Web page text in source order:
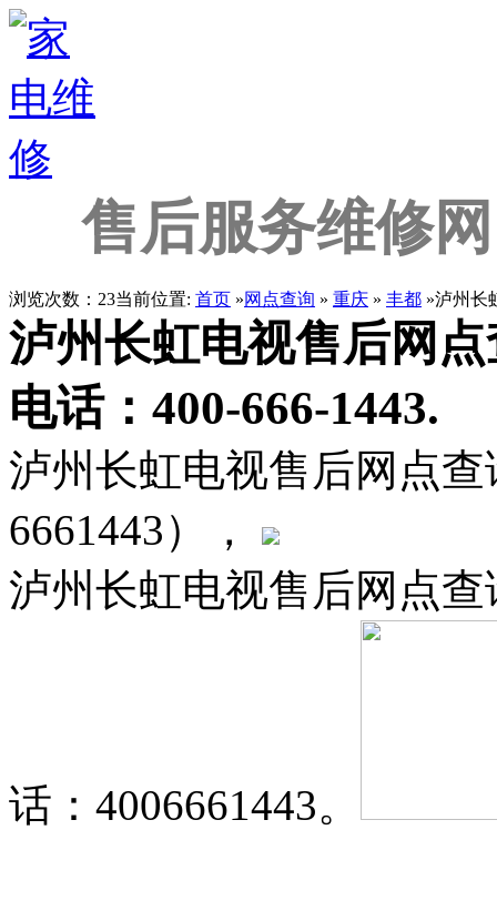
售后服务维修网
浏览次数：23当前位置: 首页 »网点查询 » 重庆 » 丰都 »泸州长
泸州长虹电视售后网
电话：400-666-1443.
泸州长虹电视售后网点
6661443），
泸州长虹电视售后网点
话：4006661443。